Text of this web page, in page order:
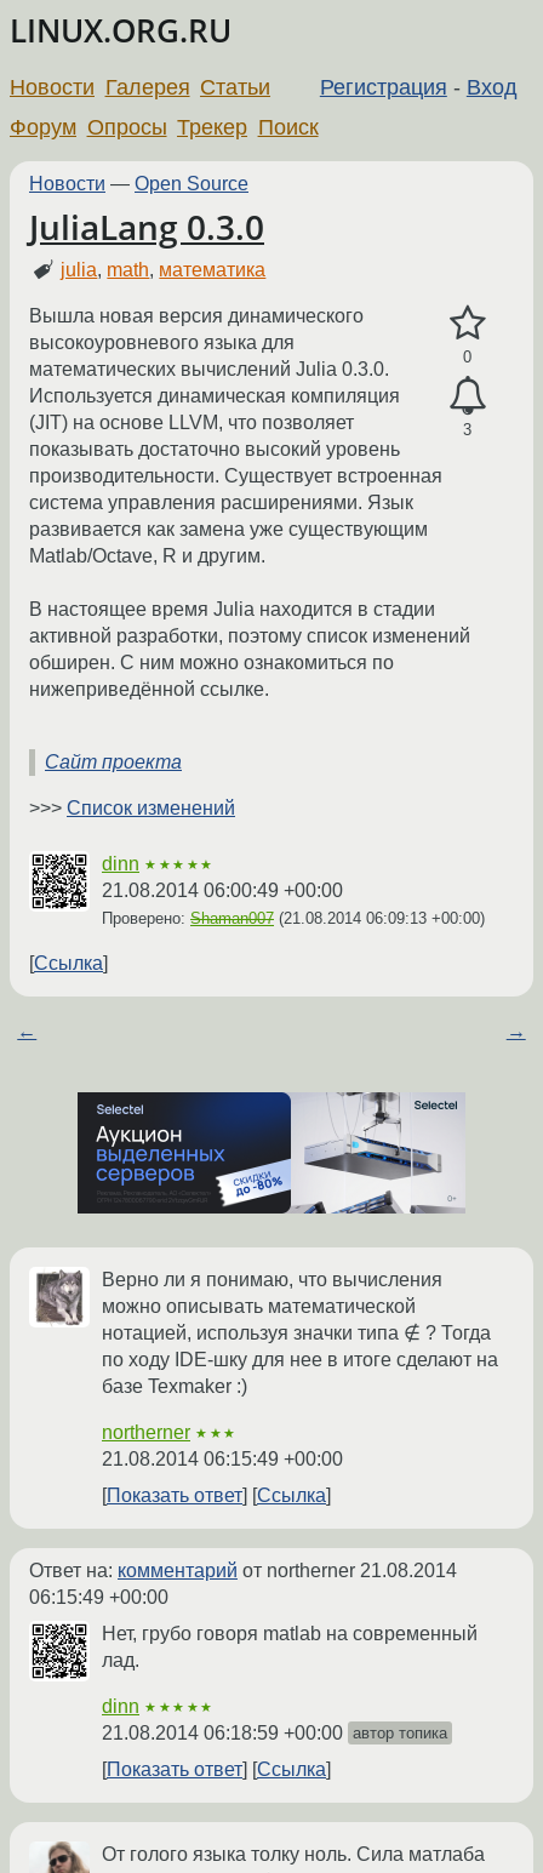
LINUX.ORG.RU
Регистрация - Вход
Новости Галерея Статьи
Форум Опросы Трекер Поиск
Новости — Open Source
JuliaLang 0.3.0
julia, math, математика
0
3
Вышла новая версия динамического
высокоуровневого языка для
математических вычислений Julia 0.3.0.
Используется динамическая компиляция
(JIT) на основе LLVM, что позволяет
показывать достаточно высокий уровень
производительности. Существует встроенная
система управления расширениями. Язык
развивается как замена уже существующим
Matlab/Octave, R и другим.
В настоящее время Julia находится в стадии
активной разработки, поэтому список изменений
обширен. С ним можно ознакомиться по
нижеприведённой ссылке.
Сайт проекта
>>> Список изменений
dinn ★★★★★
21.08.2014 06:00:49 +00:00
Проверено: Shaman007 (21.08.2014 06:09:13 +00:00)
Ссылка
← →
Верно ли я понимаю, что вычисления
можно описывать математической
нотацией, используя значки типа ∉ ? Тогда
по ходу IDE-шку для нее в итоге сделают на
базе Texmaker :)
northerner ★★★
21.08.2014 06:15:49 +00:00
Показать ответ
Ссылка
Ответ на: комментарий от northerner 21.08.2014
06:15:49 +00:00
Нет, грубо говоря matlab на современный
лад.
dinn ★★★★★
21.08.2014 06:18:59 +00:00 автор топика
Показать ответ Ссылка
От голого языка толку ноль. Сила матлаба